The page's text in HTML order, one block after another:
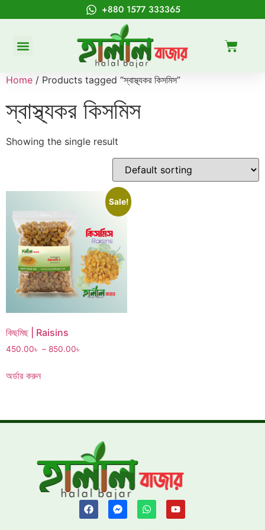
+880 1577 333365
Home / Products tagged “স্বাস্থ্যকর কিসমিস”
স্বাস্থ্যকর কিসমিস
Showing the single result
Sale!
কিছমিছ | Raisins
450.00৳ – 850.00৳
অর্ডার করুন